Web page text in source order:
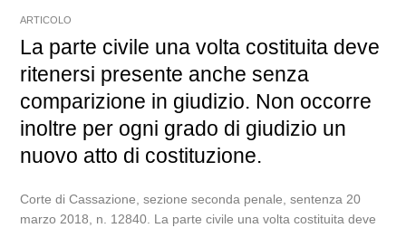
ARTICOLO
La parte civile una volta costituita deve
ritenersi presente anche senza
comparizione in giudizio. Non occorre
inoltre per ogni grado di giudizio un
nuovo atto di costituzione.
Corte di Cassazione, sezione seconda penale, sentenza 20
marzo 2018, n. 12840. La parte civile una volta costituita deve